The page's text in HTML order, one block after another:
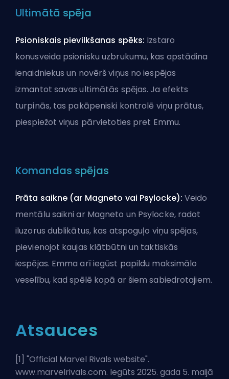
Ultimātā spēja
Psioniskais pievilkšanas spēks: Izstaro
konusveida psionisku uzbrukumu, kas apstādina
ienaidniekus un novērš viņus no iespējas
izmantot savas ultimātās spējas. Ja efekts
turpinās, tas pakāpeniski kontrolē viņu prātus,
piespiežot viņus pārvietoties pret Emmu.
Komandas spējas
Prāta saikne (ar Magneto vai Psylocke): Veido
mentālu saikni ar Magneto un Psylocke, radot
iluzorus dublikātus, kas atspoguļo viņu spējas,
pievienojot kaujas klātbūtni un taktiskās
iespējas. Emma arī iegūst papildu maksimālo
veselību, kad spēlē kopā ar šiem sabiedrotajiem.
Atsauces
[1] "Official Marvel Rivals website".
www.marvelrivals.com. Iegūts 2025. gada 5. maijā